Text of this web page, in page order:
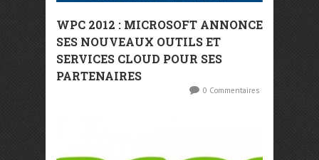
WPC 2012 : MICROSOFT ANNONCE
SES NOUVEAUX OUTILS ET
SERVICES CLOUD POUR SES
PARTENAIRES
0 Commentaires